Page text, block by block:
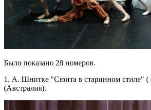
Было показано 28 номеров.
1. А. Шнитке "Сюита в старинном стиле"
(Австралия).